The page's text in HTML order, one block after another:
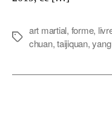
Étiquettes
art martial, forme,
chuan,taijiquan,yang